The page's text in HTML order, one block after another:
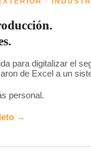
para digitalizar el
de Excel a un
personal.
→